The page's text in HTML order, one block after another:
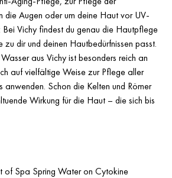
die Augen oder um deine Haut vor UV-
Bei Vichy findest du genau die Hautpflege
zu dir und deinen Hautbedürfnissen passt.
aus Vichy ist besonders reich an
auf vielfältige Weise zur Pflege aller
anwenden. Schon die Kelten und Römer
Wirkung für die Haut – die sich bis
of Spa Spring Water on Cytokine